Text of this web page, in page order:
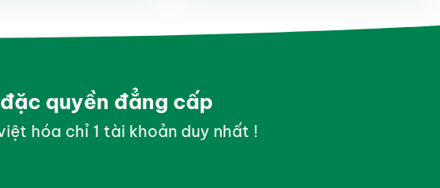
quyền đẳng cấp
hóa chỉ 1 tài khoản duy nhất !